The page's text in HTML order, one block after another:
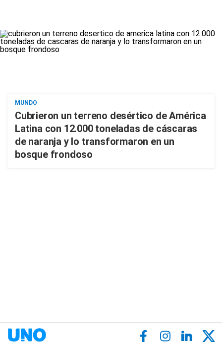
MUNDO
Cubrieron un terreno desértico de América
Latina con 12.000 toneladas de cáscaras
de naranja y lo transformaron en un
bosque frondoso